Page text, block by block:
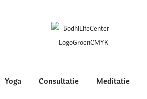
Yoga Consultatie Meditatie